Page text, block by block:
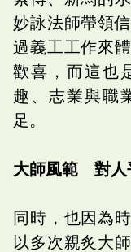
妙詠法師帶領
過義工工作來
歡喜，而這也
趣、志業與職
足。
大師風範 對人
同時，也因為
以多次親炙大